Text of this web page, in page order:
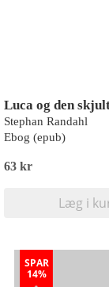
Luca og den
Stephan Randahl
Ebog (epub)
63 kr
Læg i
SPAR
14%